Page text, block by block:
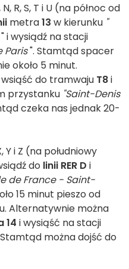
R, S, T i U (na północ od
metra13 w kierunku "
i wysiądź na stacji
Paris". Stamtąd spacer
około 5 minut.
do tramwaju T8i
przystanku "Saint-Denis
czeka nas jednak 20-
Y i Z (na południowy
do linii RER D i
de France - Saint-
15 minut pieszo od
Alternatywnie można
14 i wysiąść na stacji
można dojść do